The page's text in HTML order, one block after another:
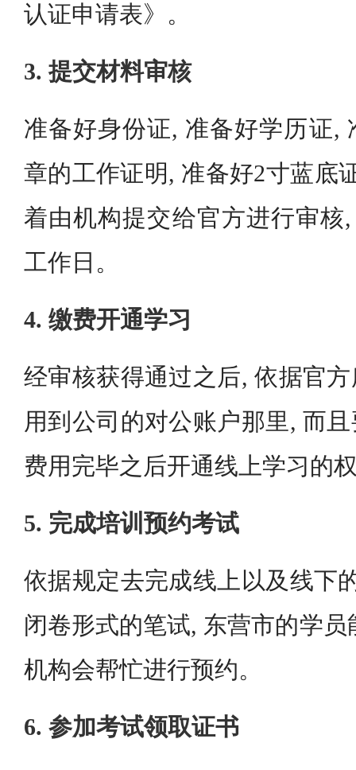
认证申请表》。
3. 提交材料审核
准备好身份证, 准备好学历证,
章的工作证明, 准备好2寸蓝底
着由机构提交给官方进行审核
工作日。
4. 缴费开通学习
经审核获得通过之后, 依据官
用到公司的对公账户那里, 而
费用完毕之后开通线上学习的
5. 完成培训预约考试
依据规定去完成线上以及线下
闭卷形式的笔试, 东营市的学
机构会帮忙进行预约。
6. 参加考试领取证书